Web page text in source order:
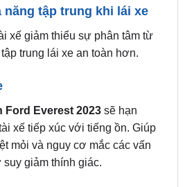
tập trung khi lái xe
xế giảm thiểu sự phân tâm từ
trung lái xe an toàn hơn.
Ford Everest 2023sẽ hạn
xế tiếp xúc với tiếng ồn. Giúp
mỏi và nguy cơ mắc các vấn
giảm thính giác.